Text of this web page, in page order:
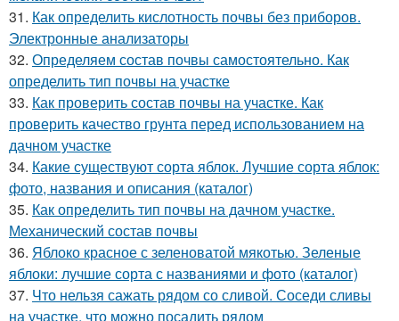
31. Как определить кислотность почвы без приборов.
Электронные анализаторы
32. Определяем состав почвы самостоятельно. Как
определить тип почвы на участке
33. Как проверить состав почвы на участке. Как
проверить качество грунта перед использованием на
дачном участке
34. Какие существуют сорта яблок. Лучшие сорта яблок:
фото, названия и описания (каталог)
35. Как определить тип почвы на дачном участке.
Механический состав почвы
36. Яблоко красное с зеленоватой мякотью. Зеленые
яблоки: лучшие сорта с названиями и фото (каталог)
37. Что нельзя сажать рядом со сливой. Соседи сливы
на участке, что можно посадить рядом